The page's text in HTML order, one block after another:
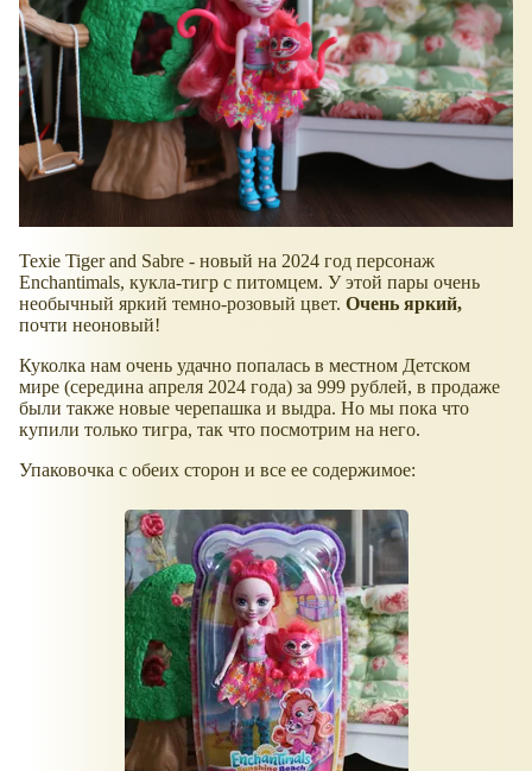
Texie Tiger and Sabre - новый на 2024 год персонаж
Enchantimals, кукла-тигр с питомцем. У этой пары очень
необычный яркий темно-розовый цвет. Очень яркий,
почти неоновый!
Куколка нам очень удачно попалась в местном Детском
мире (середина апреля 2024 года) за 999 рублей, в продаже
были также новые черепашка и выдра. Но мы пока что
купили только тигра, так что посмотрим на него.
Упаковочка с обеих сторон и все ее содержимое: